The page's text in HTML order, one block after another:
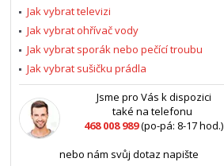
Jak vybrat televizi
Jak vybrat ohřívač vody
Jak vybrat sporák nebo pečící troubu
Jak vybrat sušičku prádla
Jsme pro Vás k dispozici
také na telefonu
468 008 989(po-pá: 8-17 hod.)
nebo nám svůj dotaz napište